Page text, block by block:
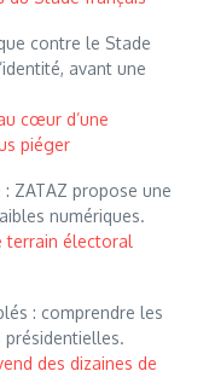
contre le Stade
avant une
cœur d’une
piéger
ZATAZ propose une
numériques.
terrain électoral
: comprendre les
des dizaines de